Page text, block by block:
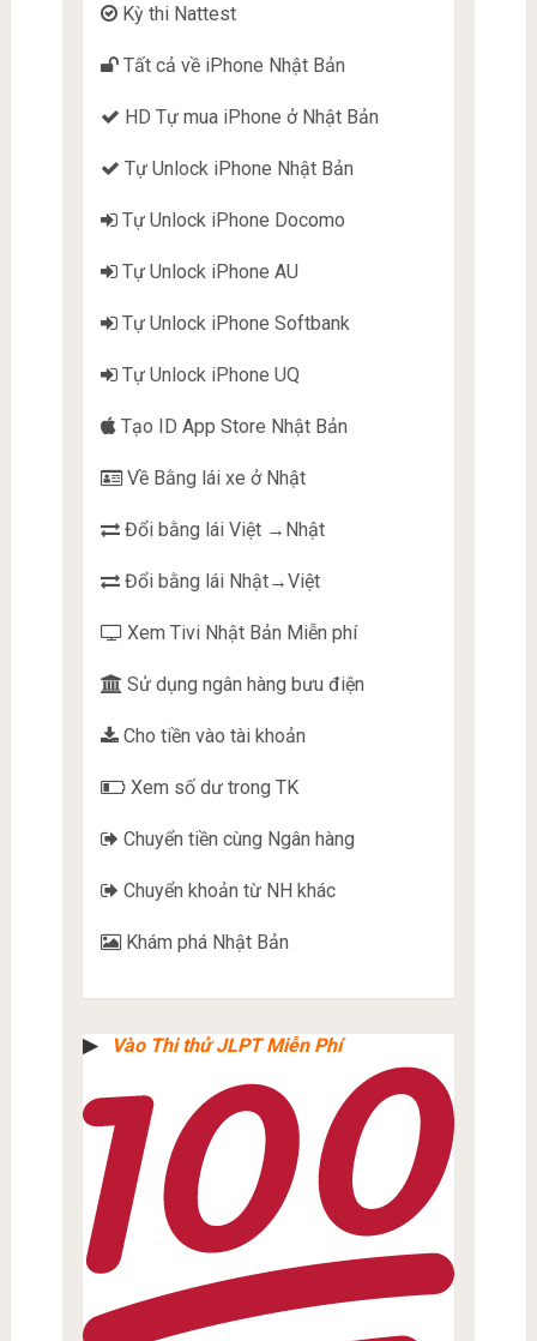
Kỳ thi Nattest
Tất cả về iPhone Nhật Bản
HD Tự mua iPhone ở Nhật Bản
Tự Unlock iPhone Nhật Bản
Tự Unlock iPhone Docomo
Tự Unlock iPhone AU
Tự Unlock iPhone Softbank
Tự Unlock iPhone UQ
Tạo ID App Store Nhật Bản
Về Bằng lái xe ở Nhật
Đổi bằng lái Việt →Nhật
Đổi bằng lái Nhật→Việt
Xem Tivi Nhật Bản Miễn phí
Sử dụng ngân hàng bưu điện
Cho tiền vào tài khoản
Xem số dư trong TK
Chuyển tiền cùng Ngân hàng
Chuyển khoản từ NH khác
Khám phá Nhật Bản
▶︎ Vào Thi thử JLPT Miễn Phí